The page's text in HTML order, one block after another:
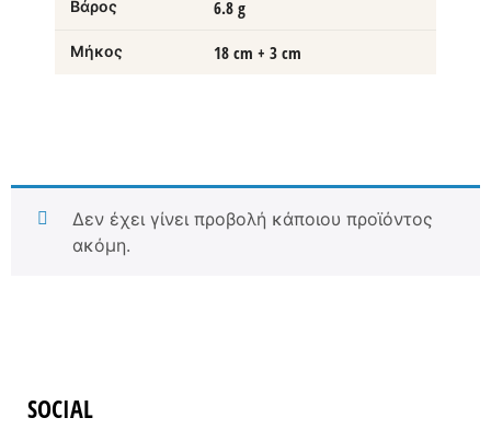
Βάρος 6.8 g
Μήκος 18 cm + 3 cm
Δεν έχει γίνει προβολή κάποιου προϊόντος
ακόμη.
SOCIAL